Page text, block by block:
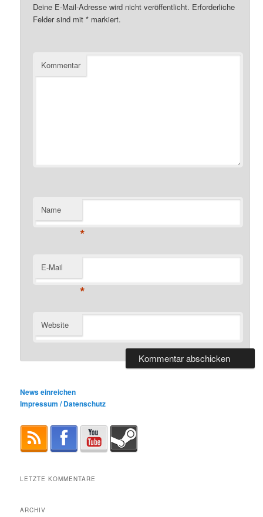
Deine E-Mail-Adresse wird nicht veröffentlicht. Erforderliche
Felder sind mit* markiert.
Kommentar
Name
*
E-Mail
*
Website
News einreichen
Impressum / Datenschutz
LETZTE KOMMENTARE
ARCHIV